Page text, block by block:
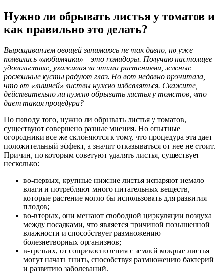
Нужно ли обрывать листья у томатов и
как правильно это делать?
Выращиванием овощей занимаюсь не так давно, но уже
появились «любимчики» – это помидоры. Получаю настоящее
удовольствие, ухаживая за этими растениями, зеленые
роскошные кусты радуют глаз. Но вот недавно прочитала,
что от «лишней» листвы нужно избавляться. Скажите,
действительно ли нужно обрывать листья у томатов, что
дает такая процедура?
По поводу того, нужно ли обрывать листья у томатов,
существуют совершено разные мнения. Но опытные
огородники все же склоняются к тому, что процедура эта дает
положительный эффект, а значит отказываться от нее не стоит.
Причин, по которым советуют удалять листья, существует
несколько:
во-первых, крупные нижние листья испаряют немало
влаги и потребляют много питательных веществ,
которые растение могло бы использовать для развития
плодов;
во-вторых, они мешают свободной циркуляции воздуха
между посадками, что является причиной повышенной
влажности и способствует размножению
болезнетворных организмов;
в-третьих, от соприкосновения с землей мокрые листья
могут начать гнить, способствуя размножению бактерий
и развитию заболеваний.